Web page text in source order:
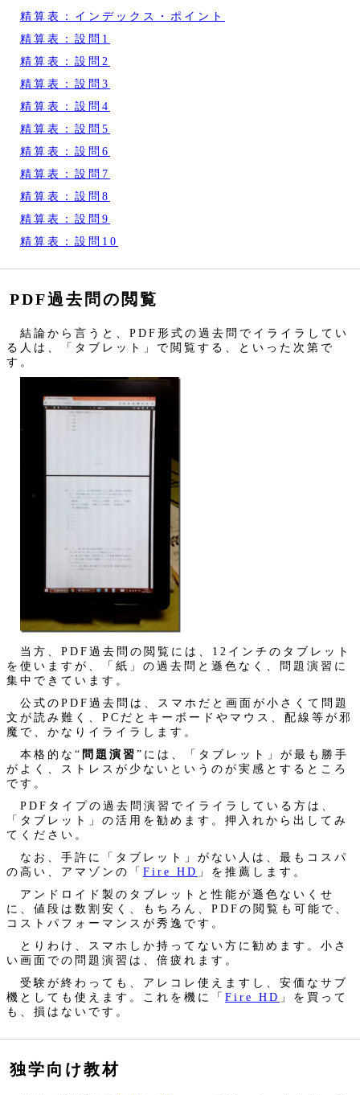
精算表：インデックス・ポイント
精算表：設問1
精算表：設問2
精算表：設問3
精算表：設問4
精算表：設問5
精算表：設問6
精算表：設問7
精算表：設問8
精算表：設問9
精算表：設問10
PDF過去問の閲覧
結論から言うと、PDF形式の過去問でイライラしてい
る人は、「タブレット」で閲覧する、といった次第で
す。
当方、PDF過去問の閲覧には、12インチのタブレット
を使いますが、「紙」の過去問と遜色なく、問題演習に
集中できています。
公式のPDF過去問は、スマホだと画面が小さくて問題
文が読み難く、PCだとキーボードやマウス、配線等が邪
魔で、かなりイライラします。
本格的な“ 問題演習”には、「タブレット」が最も勝手
がよく、ストレスが少ないというのが実感とするところ
です。
PDFタイプの過去問演習でイライラしている方は、
「タブレット」の活用を勧めます。押入れから出してみ
てください。
なお、手許に「タブレット」がない人は、最もコスパ
の高い、アマゾンの「 Fire HD 」を推薦します。
アンドロイド製のタブレットと性能が遜色ないくせ
に、値段は数割安く、もちろん、PDFの閲覧も可能で、
コストパフォーマンスが秀逸です。
とりわけ、スマホしか持ってない方に勧めます。小さ
い画面での問題演習は、倍疲れます。
受験が終わっても、アレコレ使えますし、安価なサブ
機としても使えます。これを機に「 Fire HD 」を買って
も、損はないです。
独学向け教材